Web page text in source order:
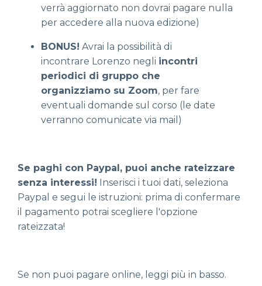
verrà aggiornato non dovrai pagare nulla
per accedere alla nuova edizione)
BONUS! Avrai la possibilità di
incontrare Lorenzo negli incontri
periodici di gruppo che
organizziamo su Zoom, per fare
eventuali domande sul corso (le date
verranno comunicate via mail)
Se paghi con Paypal, puoi anche rateizzare
senza interessi! Inserisci i tuoi dati, seleziona
Paypal e segui le istruzioni: prima di confermare
il pagamento potrai scegliere l'opzione
rateizzata!
Se non puoi pagare online, leggi più in basso.